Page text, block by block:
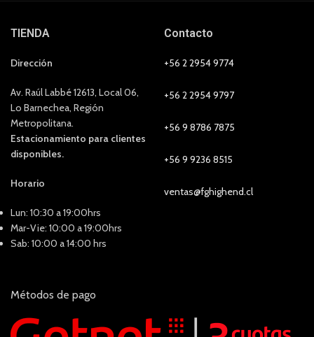
TIENDA
Dirección
Av. Raúl Labbé 12613, Local 06,
Lo Barnechea, Región
Metropolitana.
Estacionamiento para clientes
disponibles.
Horario
Lun: 10:30 a 19:00hrs
Mar-Vie: 10:00 a 19:00hrs
Sab: 10:00 a 14:00 hrs
Contacto
+56 2 2954 9774
+56 2 2954 9797
+56 9 8786 7875
+56 9 9236 8515
ventas@fghighend.cl
Métodos de pago